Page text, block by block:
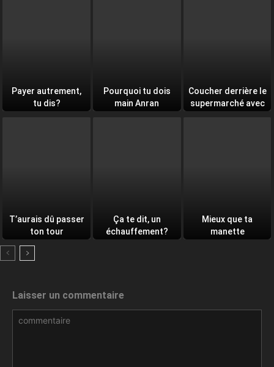
Payer autrement,
tu dis?
Pourquoi tu dois
main Anran
Coucher derrière le
supermarché avec
T’aurais dû passer
ton tour
Ça te dit, un
échauffement?
Mieux que ta
manette
Laisser un commentaire